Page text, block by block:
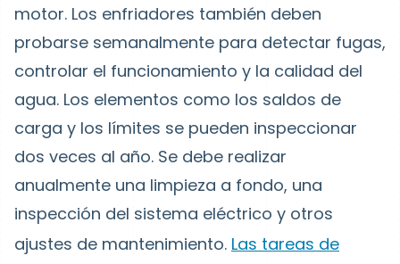
motor. Los enfriadores también deben
probarse semanalmente para detectar fugas,
controlar el funcionamiento y la calidad del
agua. Los elementos como los saldos de
carga y los límites se pueden inspeccionar
dos veces al año. Se debe realizar
anualmente una limpieza a fondo, una
inspección del sistema eléctrico y otros
ajustes de mantenimiento. Las tareas de